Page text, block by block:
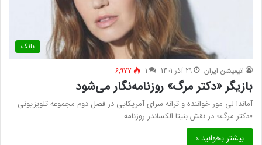
بانک
انیمیشن ایران 29 آذر 1401 1
6,977
بازیگر «دکتر مرگ» روزنامه‌نگار می‌شود
آماندا لی مور خواننده و ترانه سرای آمریکایی در فصل دوم مجموعه تلویزیونی
«دکتر مرگ» در نقش بنیتا الکساندر روزنامه…
بیشتر بخوانید »